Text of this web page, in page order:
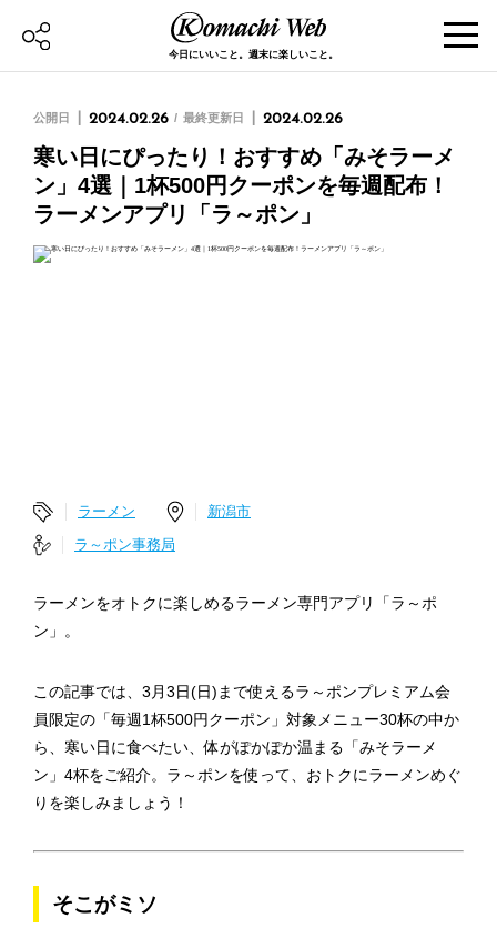
今日にいいこと。週末に楽しいこと。
公開日 2024.02.26 最終更新日 2024.02.26
寒い日にぴったり！おすすめ「みそラーメ
ン」4選｜1杯500円クーポンを毎週配布！
ラーメンアプリ「ラ～ポン」
ラーメン
新潟市
ラ～ポン事務局
ラーメンをオトクに楽しめるラーメン専門アプリ「ラ～ポ
ン」。
この記事では、3月3日(日)まで使えるラ～ポンプレミアム会
員限定の「毎週1杯500円クーポン」対象メニュー30杯の中か
ら、寒い日に食べたい、体がぽかぽか温まる「みそラーメ
ン」4杯をご紹介。ラ～ポンを使って、おトクにラーメンめぐ
りを楽しみましょう！
そこがミソ